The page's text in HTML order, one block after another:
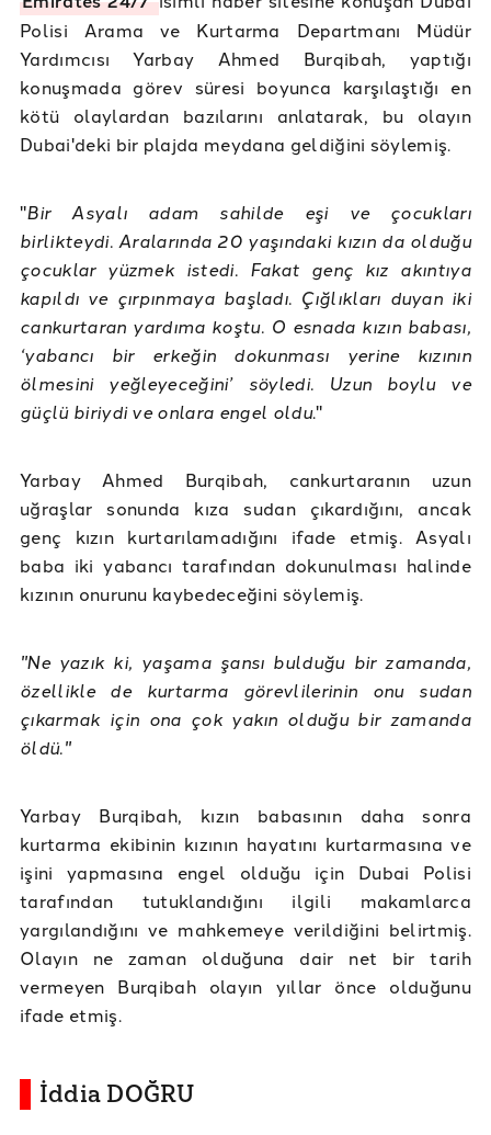
Polisi Arama ve Kurtarma Departmanı Müdür
Yardımcısı Yarbay Ahmed Burqibah, yaptığı
konuşmada görev süresi boyunca karşılaştığı en
kötü olaylardan bazılarını anlatarak, bu olayın
Dubai'deki bir plajda meydana geldiğini söylemiş.
"Bir Asyalı adam sahilde eşi ve çocukları
birlikteydi. Aralarında 20 yaşındaki kızın da olduğu
çocuklar yüzmek istedi. Fakat genç kız akıntıya
kapıldı ve çırpınmaya başladı. Çığlıkları duyan iki
cankurtaran yardıma koştu. O esnada kızın babası,
‘yabancı bir erkeğin dokunması yerine kızının
ölmesini yeğleyeceğini’ söyledi. Uzun boylu ve
güçlü biriydi ve onlara engel oldu."
Yarbay Ahmed Burqibah, cankurtaranın uzun
uğraşlar sonunda kıza sudan çıkardığını, ancak
genç kızın kurtarılamadığını ifade etmiş. Asyalı
baba iki yabancı tarafından dokunulması halinde
kızının onurunu kaybedeceğini söylemiş.
"Ne yazık ki, yaşama şansı bulduğu bir zamanda,
özellikle de kurtarma görevlilerinin onu sudan
çıkarmak için ona çok yakın olduğu bir zamanda
öldü."
Yarbay Burqibah, kızın babasının daha sonra
kurtarma ekibinin kızının hayatını kurtarmasına ve
işini yapmasına engel olduğu için Dubai Polisi
tarafından tutuklandığını ilgili makamlarca
yargılandığını ve mahkemeye verildiğini belirtmiş.
Olayın ne zaman olduğuna dair net bir tarih
vermeyen Burqibah olayın yıllar önce olduğunu
ifade etmiş.
İddia DOĞRU